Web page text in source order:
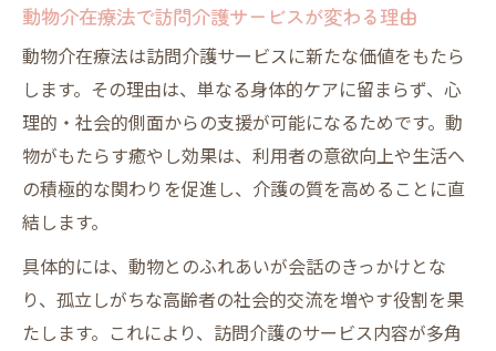
動物介在療法で訪問介護サービスが変わる理由
動物介在療法は訪問介護サービスに新たな価値をもたら
します。その理由は、単なる身体的ケアに留まらず、心
理的・社会的側面からの支援が可能になるためです。動
物がもたらす癒やし効果は、利用者の意欲向上や生活へ
の積極的な関わりを促進し、介護の質を高めることに直
結します。
具体的には、動物とのふれあいが会話のきっかけとな
り、孤立しがちな高齢者の社会的交流を増やす役割を果
たします。これにより、訪問介護のサービス内容が多角